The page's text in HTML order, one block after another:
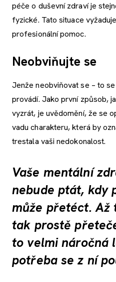
péče o duševní zdraví je
fyzické. Tato situace
profesionální pomoc.
Neobviňujte se
Jenže neobviňovat se – to
provádí. Jako první způsob,
vyzrát, je uvědomění, že se
vadu charakteru, která by
trestala vaši nedokonalost.
Vaše mentální
nebude ptát, kdy
může přetéct. Až
tak prostě
to velmi náročná
potřeba se z ní